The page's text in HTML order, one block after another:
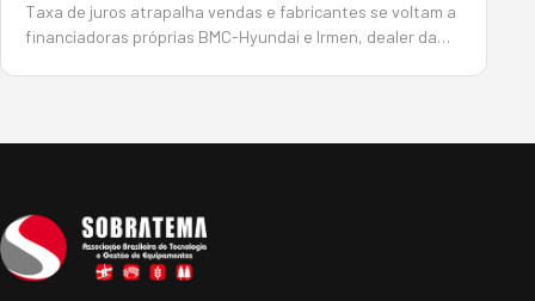
Taxa de juros atrapalha vendas e fabricantes se voltam a
financiadoras próprias BMC-Hyundai e Irmen, dealer da